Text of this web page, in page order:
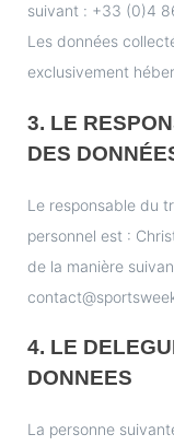
suivant : +33 (0)4
Les données
exclusivement
3. LE
DES
Le responsable du
personnel est :
de la manière
4. LE
DONNEES
La personne